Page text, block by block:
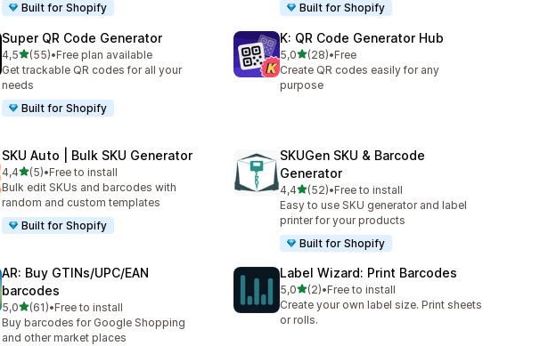
Built for Shopify
Built for Shopify
Super QR Code Generator
4,5stelle su 5
(55)
55 recensioni totali
•Free plan available
Get trackable QR codes for all your
needs
Built for Shopify
K: QR Code Generator Hub
5,0stelle su 5
(28)
28 recensioni totali
•Free
Create QR codes easily for any
purpose
SKU Auto | Bulk SKU Generator
4,4stelle su 5
(5)
5 recensioni totali
•Free to install
Bulk edit SKUs and barcodes with
random and custom templates
Built for Shopify
SKUGen SKU & Barcode
Generator
4,4stelle su 5
(52)
52 recensioni totali
•Free to install
Easy to use SKU generator and label
printer for your products
Built for Shopify
AR: Buy GTINs/UPC/EAN
barcodes
5,0stelle su 5
(61)
61 recensioni totali
•Free to install
Buy barcodes for Google Shopping
and other market places
Label Wizard: Print Barcodes
5,0stelle su 5
(2)
2 recensioni totali
•Free to install
Create your own label size. Print sheets
or rolls.